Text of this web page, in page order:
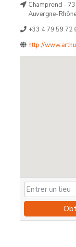
Champrond -
Auvergne-
+33 4 79 59 72
http://